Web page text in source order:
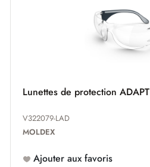
Lunettes de protection ADAPT
V322079-LAD
MOLDEX
Ajouter aux favoris